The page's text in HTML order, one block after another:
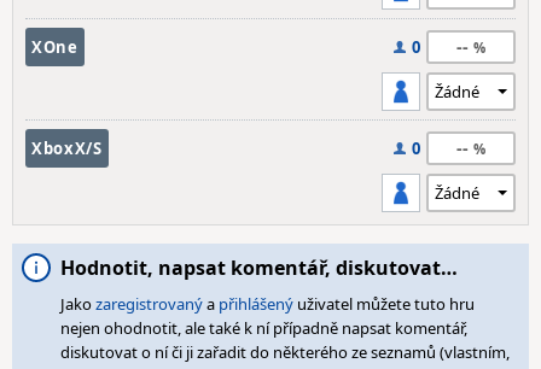
XOne 0 --
XboxX/S 0 --
Hodnotit, napsat komentář, diskutovat…
Jakozaregistrovanýa přihlášený uživatel můžete tuto hru
nejen ohodnotit, ale také k ní případně napsat komentář,
diskutovat o ní či ji zařadit do některého ze seznamů (vlastním,